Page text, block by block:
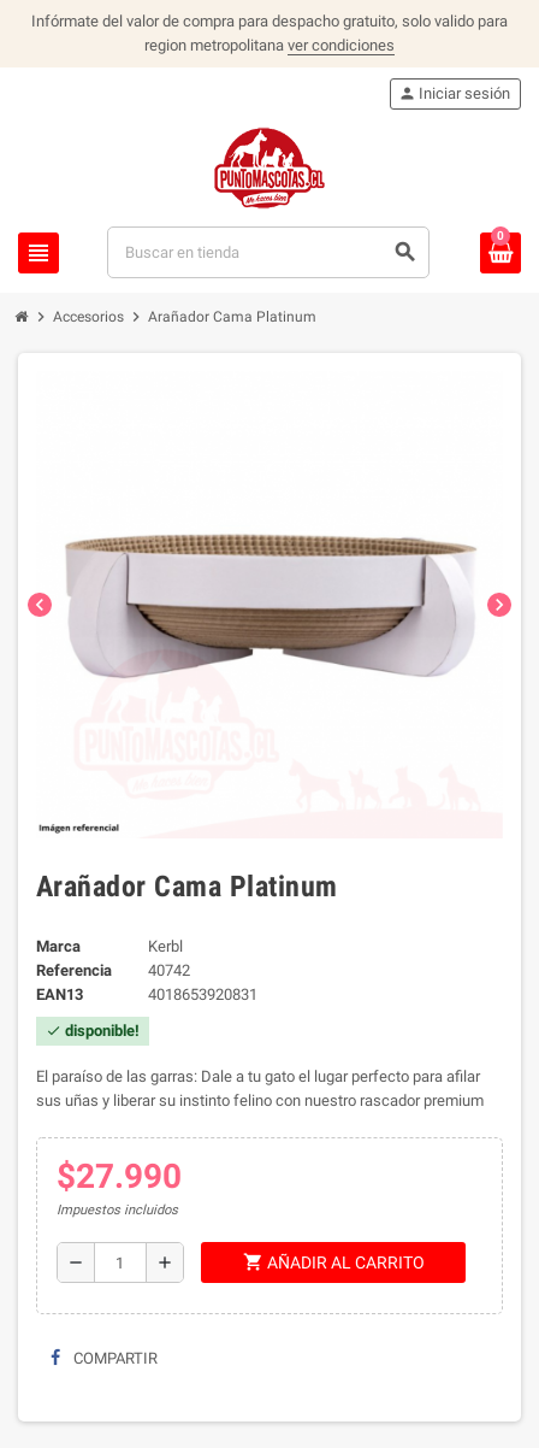
Infórmate del valor de compra para despacho gratuito, solo valido para
region metropolitana ver condiciones
view_headline search
person Iniciar sesión
0
chevron_right Accesorios chevron_right Arañador Cama Platinum
chevron_left chevron_right
Arañador Cama Platinum
Marca
Kerbl
Referencia
40742
EAN13
4018653920831
check disponible!
El paraíso de las garras: Dale a tu gato el lugar perfecto para afilar
sus uñas y liberar su instinto felino con nuestro rascador premium
$27.990
Impuestos incluidos
remove add shopping_cart AÑADIR AL CARRITO
COMPARTIR